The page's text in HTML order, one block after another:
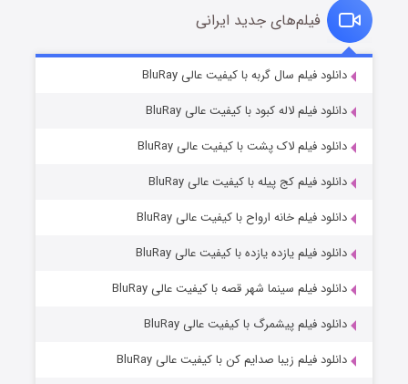
قسمت۶ (زیرنویس) منتشر شد
فیلم‌های جدید ایرانی
دانلود فیلم سال گربه با کیفیت عالی BluRay
دانلود فیلم لاله کبود با کیفیت عالی BluRay
دانلود فیلم لاک پشت با کیفیت عالی BluRay
دانلود فیلم کج‌ پیله با کیفیت عالی BluRay
دانلود فیلم خانه ارواح با کیفیت عالی BluRay
دانلود فیلم یازده یازده با کیفیت عالی BluRay
دانلود فیلم سینما شهر قصه با کیفیت عالی BluRay
دانلود فیلم پیشمرگ با کیفیت عالی BluRay
دانلود فیلم زیبا صدایم کن با کیفیت عالی BluRay